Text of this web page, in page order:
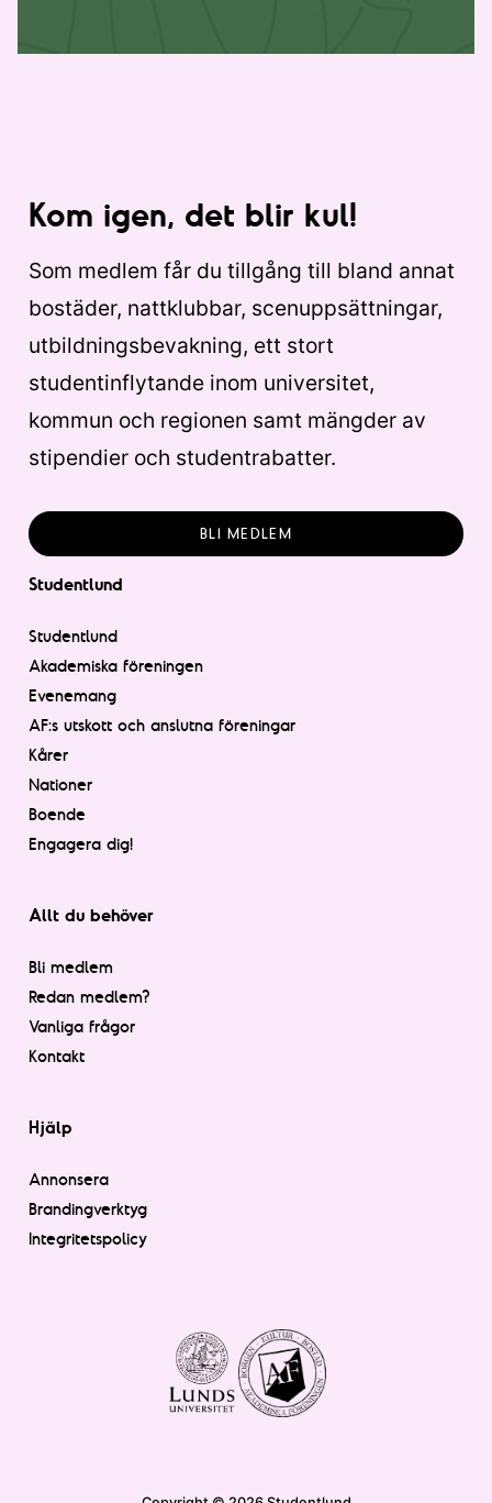
Kom igen, det blir kul!
Som medlem får du tillgång till bland annat
bostäder, nattklubbar, scenuppsättningar,
utbildningsbevakning, ett stort
studentinflytande inom universitet,
kommun och regionen samt mängder av
stipendier och studentrabatter.
BLI MEDLEM
Studentlund
Studentlund
Akademiska föreningen
Evenemang
AF:s utskott och anslutna föreningar
Kårer
Nationer
Boende
Engagera dig!
Allt du behöver
Bli medlem
Redan medlem?
Vanliga frågor
Kontakt
Hjälp
Annonsera
Brandingverktyg
Integritetspolicy